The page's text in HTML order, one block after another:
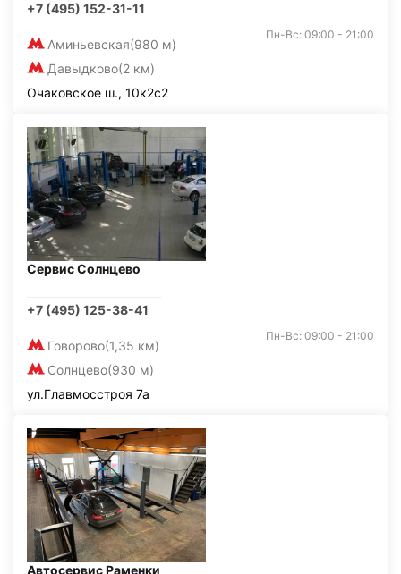
+7 (495) 152-31-11
Аминьевская(980 м)
Давыдково(2 км)
Пн-Вс: 09:00 - 21:00
Очаковское ш., 10к2с2
Сервис Солнцево
+7 (495) 125-38-41
Говорово(1,35 км)
Солнцево(930 м)
Пн-Вс: 09:00 - 21:00
ул.Главмосстроя 7а
Автосервис Раменки